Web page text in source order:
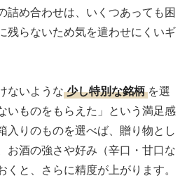
詰め合わせは、いくつあっても困
残らないため気を遣わせにくいギ
ないような 少し特別な銘柄 を選
いものをもらえた」という満足感
入りのものを選べば、贈り物とし
お酒の強さや好み（辛口・甘口な
と、さらに精度が上がります。